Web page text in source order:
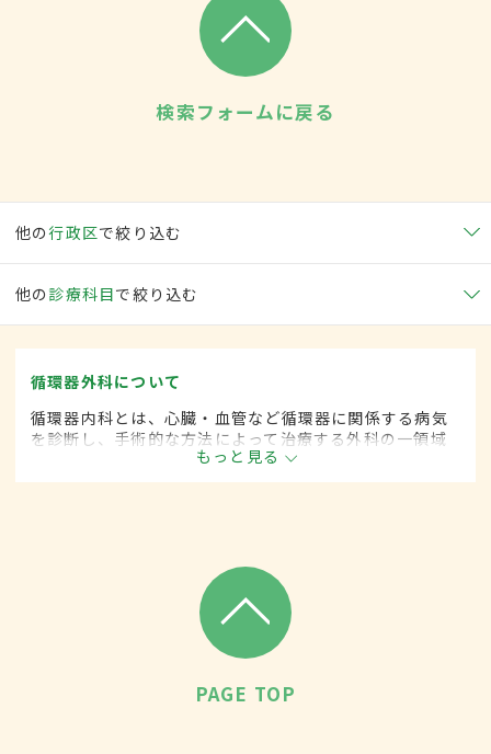
検索フォームに戻る
他の行政区で絞り込む
他の 診療科目で絞り込む
循環器外科について
循環器内科とは、心臓・血管など循環器に関係する病気
を診断し、手術的な方法によって治療する外科の一領域
です。平成20年4月の制度改正前は、循環器科と呼ばれ
ていました。
もっと見る
PAGE TOP